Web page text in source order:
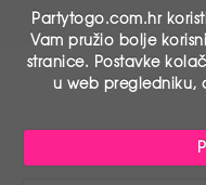
Partytogo.com.hr
Vam pružio bolje
stranice. Postavke
u web